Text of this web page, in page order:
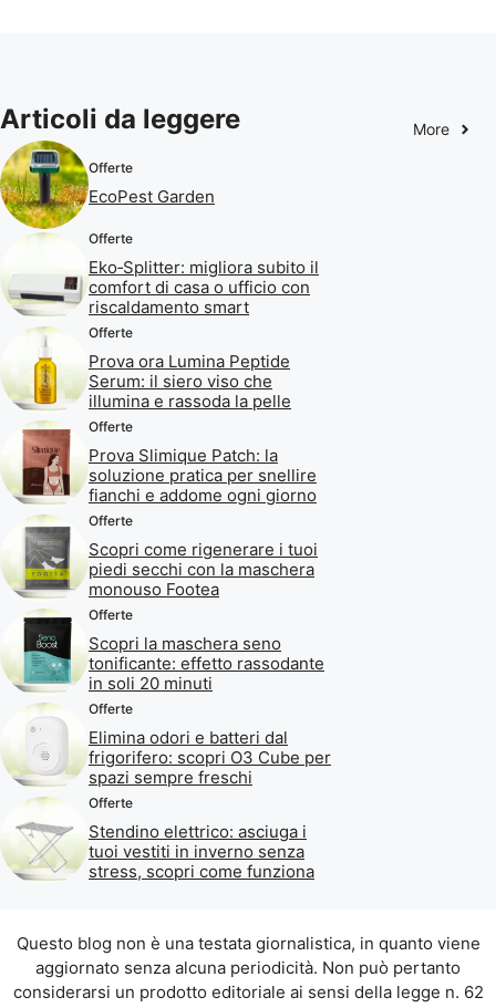
Articoli da leggere More
Offerte
EcoPest Garden
Offerte
Eko‑Splitter: migliora subito il
comfort di casa o ufficio con
riscaldamento smart
Offerte
Prova ora Lumina Peptide
Serum: il siero viso che
illumina e rassoda la pelle
Offerte
Prova Slimique Patch: la
soluzione pratica per snellire
fianchi e addome ogni giorno
Offerte
Scopri come rigenerare i tuoi
piedi secchi con la maschera
monouso Footea
Offerte
Scopri la maschera seno
tonificante: effetto rassodante
in soli 20 minuti
Offerte
Elimina odori e batteri dal
frigorifero: scopri O3 Cube per
spazi sempre freschi
Offerte
Stendino elettrico: asciuga i
tuoi vestiti in inverno senza
stress, scopri come funziona
Questo blog non è una testata giornalistica, in quanto viene
aggiornato senza alcuna periodicità. Non può pertanto
considerarsi un prodotto editoriale ai sensi della legge n. 62